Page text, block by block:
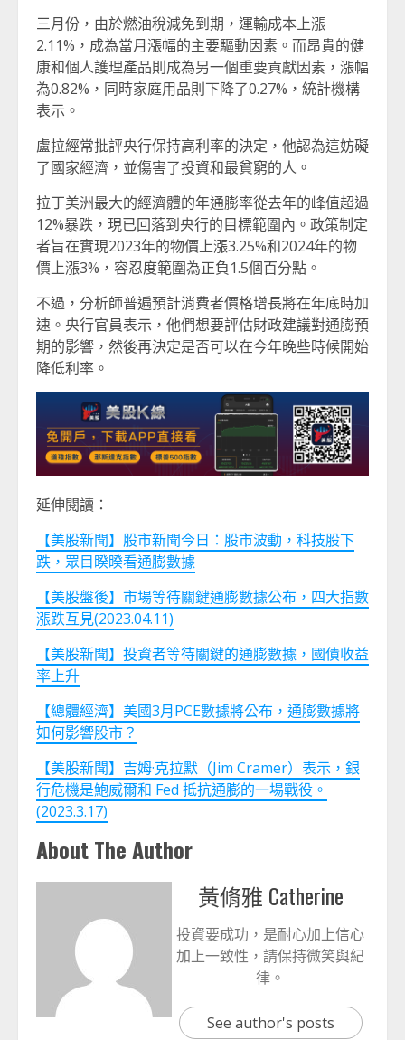
三月份，由於燃油稅減免到期，運輸成本上漲
2.11%，成為當月漲幅的主要驅動因素。而昂貴的健
康和個人護理產品則成為另一個重要貢獻因素，漲幅
為0.82%，同時家庭用品則下降了0.27%，統計機構
表示。
盧拉經常批評央行保持高利率的決定，他認為這妨礙
了國家經濟，並傷害了投資和最貧窮的人。
拉丁美洲最大的經濟體的年通膨率從去年的峰值超過
12%暴跌，現已回落到央行的目標範圍內。政策制定
者旨在實現2023年的物價上漲3.25%和2024年的物
價上漲3%，容忍度範圍為正負1.5個百分點。
不過，分析師普遍預計消費者價格增長將在年底時加
速。央行官員表示，他們想要評估財政建議對通膨預
期的影響，然後再決定是否可以在今年晚些時候開始
降低利率。
延伸閱讀：
【美股新聞】股市新聞今日：股市波動，科技股下
跌，眾目睽睽看通膨數據
【美股盤後】市場等待關鍵通膨數據公布，四大指數
漲跌互見(2023.04.11)
【美股新聞】投資者等待關鍵的通膨數據，國債收益
率上升
【總體經濟】美國3月PCE數據將公布，通膨數據將
如何影響股市？
【美股新聞】吉姆·克拉默（Jim Cramer）表示，銀
行危機是鮑威爾和 Fed 抵抗通膨的一場戰役。
(2023.3.17)
About The Author
黃脩雅 Catherine
投資要成功，是耐心加上信心
加上一致性，請保持微笑與紀
律。
See author's posts